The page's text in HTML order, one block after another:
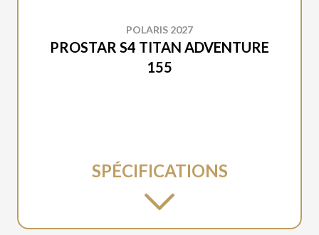
POLARIS 2027
PROSTAR S4 TITAN ADVENTURE
155
SPÉCIFICATIONS